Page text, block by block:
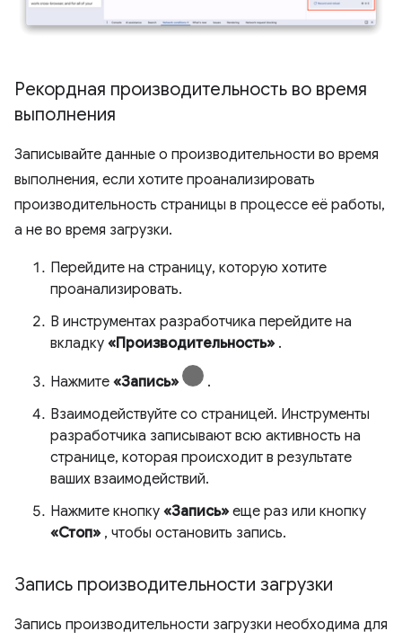
Рекордная производительность во время
выполнения
Записывайте данные о производительности во время
выполнения, если хотите проанализировать
производительность страницы в процессе её работы,
а не во время загрузки.
Перейдите на страницу, которую хотите
проанализировать.
В инструментах разработчика перейдите на
вкладку «Производительность» .
Нажмите «Запись»
.
Взаимодействуйте со страницей. Инструменты
разработчика записывают всю активность на
странице, которая происходит в результате
ваших взаимодействий.
Нажмите кнопку «Запись» еще раз или кнопку
«Стоп» , чтобы остановить запись.
Запись производительности загрузки
Запись производительности загрузки необходима для